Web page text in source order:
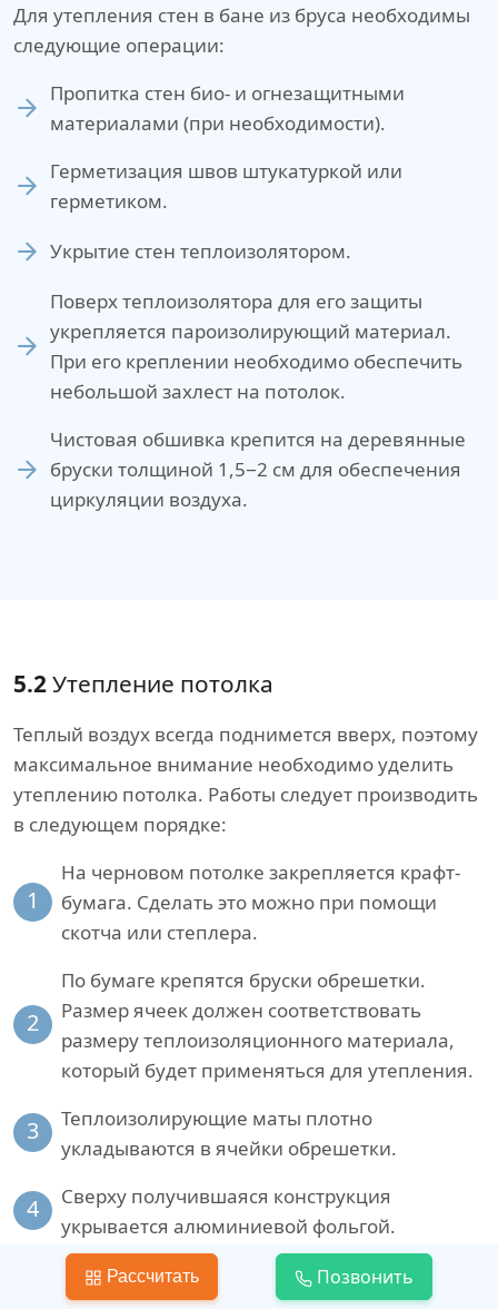
Для утепления стен в бане из бруса необходимы
следующие операции:
Пропитка стен био- и огнезащитными
материалами (при необходимости).
Герметизация швов штукатуркой или
герметиком.
Укрытие стен теплоизолятором.
Поверх теплоизолятора для его защиты
укрепляется пароизолирующий материал.
При его креплении необходимо обеспечить
небольшой захлест на потолок.
Чистовая обшивка крепится на деревянные
бруски толщиной 1,5−2 см для обеспечения
циркуляции воздуха.
5.2Утепление потолка
Теплый воздух всегда поднимется вверх, поэтому
максимальное внимание необходимо уделить
утеплению потолка. Работы следует производить
в следующем порядке:
1
На черновом потолке закрепляется крафт-
бумага. Сделать это можно при помощи
скотча или степлера.
2
По бумаге крепятся бруски обрешетки.
Размер ячеек должен соответствовать
размеру теплоизоляционного материала,
который будет применяться для утепления.
3
Теплоизолирующие маты плотно
укладываются в ячейки обрешетки.
4
Сверху получившаяся конструкция
укрывается алюминиевой фольгой.
Для закрепления чистовой отделки поверх
фольги можно закрепить деревянные
Рассчитать Позвонить